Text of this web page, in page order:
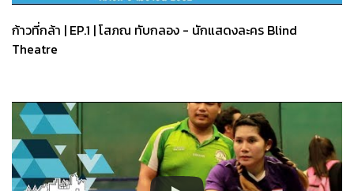
ก้าวที่กล้า | EP.1 | โสภณ ทับกลอง - นักแสดงละคร Blind
Theatre